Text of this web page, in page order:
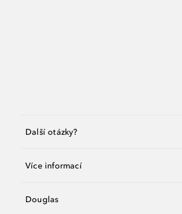
Další otázky?
Více informací
Douglas